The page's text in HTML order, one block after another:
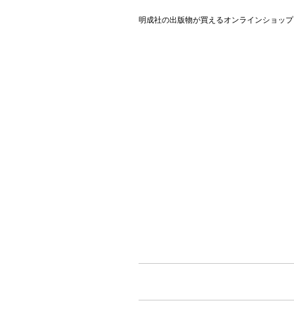
明成社の出版物が買えるオンラインショップ